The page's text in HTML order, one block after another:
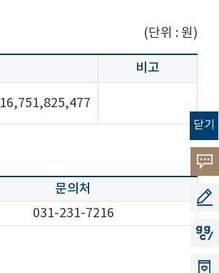
닫기
고객
소리
공모
지지
(단위 : 원)
비고
16,751,825,477
문의처
031-231-7216